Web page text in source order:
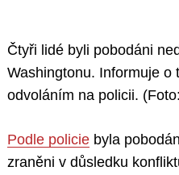
Čtyři lidé byli pobodáni
Washingtonu. Informuje
odvoláním na policii.
Podle policie byla
zraněni v důsledku